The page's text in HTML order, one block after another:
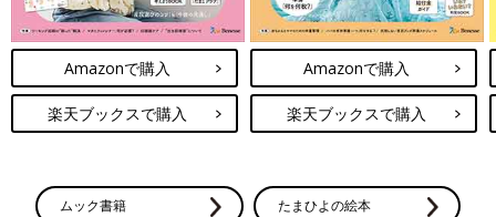
Amazonで購入
楽天ブックスで購入
Amazonで購入
楽天ブックスで購入
ムック書籍 たまひよの絵本